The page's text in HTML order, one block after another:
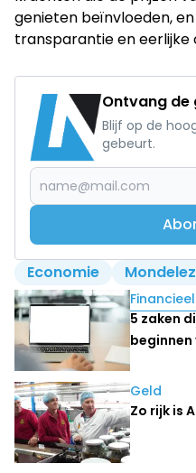
genieten beïnvloeden,
transparantie en
Ontvang de
Blijf op de
gebeurt.
Economie Mondelez
Lees ook
Financieel
5 zaken
beginnen
Geld
Zo rijk is